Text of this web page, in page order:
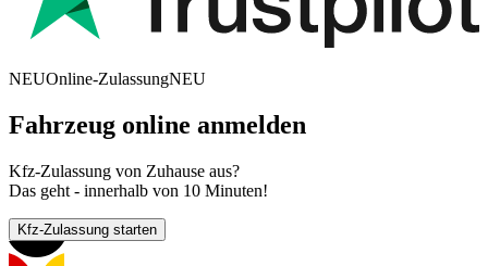
NEUOnline-ZulassungNEU
Fahrzeug online anmelden
Kfz-Zulassung von Zuhause aus?
Das geht - innerhalb von 10 Minuten!
Kfz-Zulassung starten